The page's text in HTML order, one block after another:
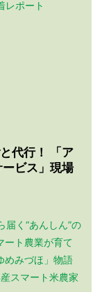
代行！ 「ア
ビス」現場